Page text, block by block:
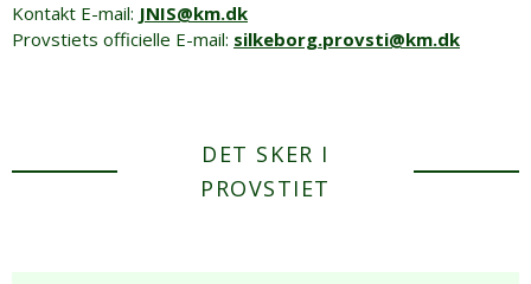
Kontakt E-mail: JNIS@km.dk
Provstiets officielle E-mail: silkeborg.provsti@km.dk
DET SKER I
PROVSTIET